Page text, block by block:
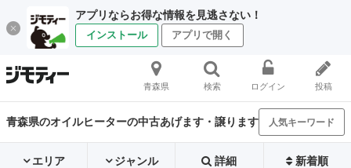
アプリならお得な情報を見逃さない！
インストール アプリで開く
青森県 検索 ログイン 投稿
青森県のオイルヒーターの中古あげます・譲ります 人気キーワード
エリア ジャンル 詳細 新着順